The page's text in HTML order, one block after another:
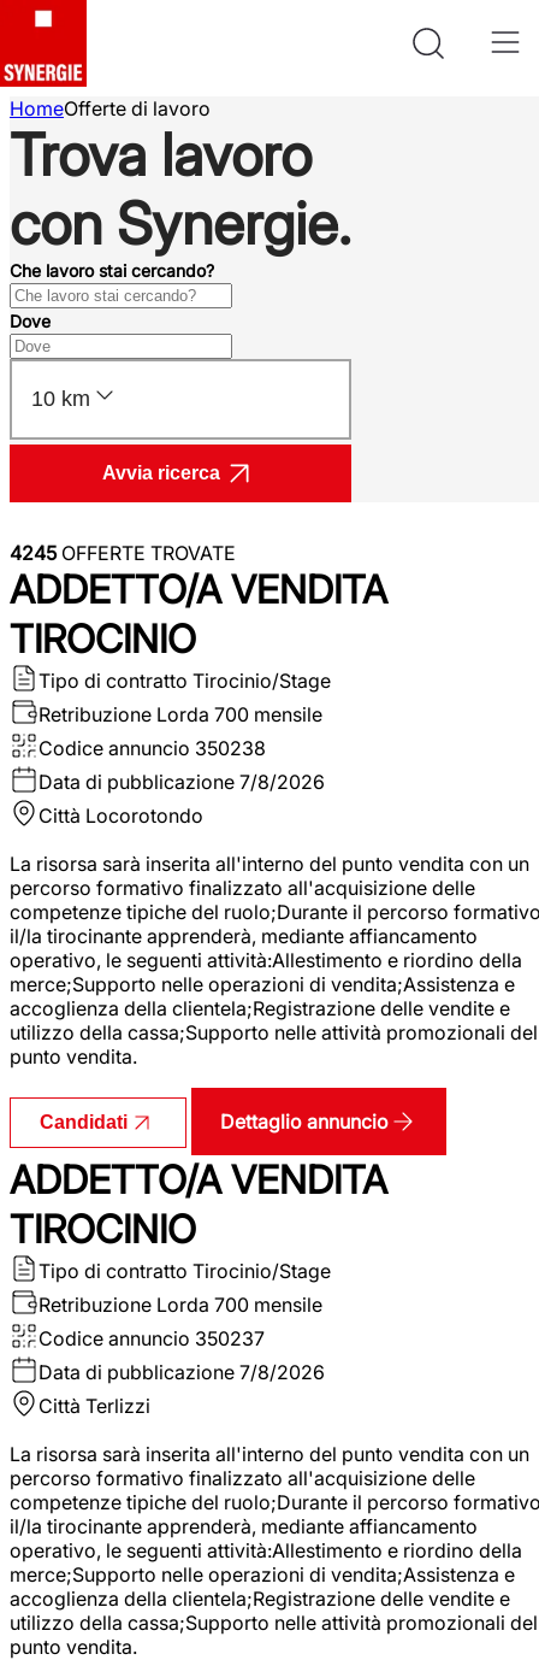
HomeOfferte di lavoro
Trova lavoro
con Synergie.
Che lavoro stai cercando?
Dove
10 km
Avvia ricerca
4245OFFERTE TROVATE
ADDETTO/A VENDITA
TIROCINIO
Tipo di contratto Tirocinio/Stage
Retribuzione Lorda 700 mensile
Codice annuncio 350238
Data di pubblicazione 7/8/2026
Città Locorotondo
La risorsa sarà inserita all'interno del punto vendita con un
percorso formativo finalizzato all'acquisizione delle
competenze tipiche del ruolo;Durante il percorso
il/la tirocinante apprenderà, mediante affiancamento
operativo, le seguenti attività:Allestimento e riordino della
merce;Supporto nelle operazioni di vendita;Assistenza e
accoglienza della clientela;Registrazione delle vendite e
utilizzo della cassa;Supporto nelle attività promozionali del
punto vendita.
Candidati Dettaglio annuncio
ADDETTO/A VENDITA
TIROCINIO
Tipo di contratto Tirocinio/Stage
Retribuzione Lorda 700 mensile
Codice annuncio 350237
Data di pubblicazione 7/8/2026
Città Terlizzi
La risorsa sarà inserita all'interno del punto vendita con un
percorso formativo finalizzato all'acquisizione delle
competenze tipiche del ruolo;Durante il percorso
il/la tirocinante apprenderà, mediante affiancamento
operativo, le seguenti attività:Allestimento e riordino della
merce;Supporto nelle operazioni di vendita;Assistenza e
accoglienza della clientela;Registrazione delle vendite e
utilizzo della cassa;Supporto nelle attività promozionali del
punto vendita.